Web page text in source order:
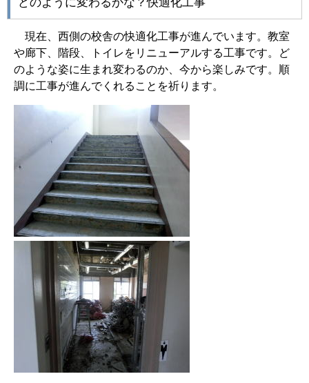
現在、西側の校舎の快適化工事が進んでいます。教室
や廊下、階段、トイレをリニューアルする工事です。ど
のような姿に生まれ変わるのか、今から楽しみです。順
調に工事が進んでくれることを祈ります。